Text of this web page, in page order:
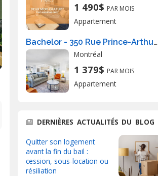
1 490$ PAR MOIS
Appartement
Bachelor - 350 Rue Prince-Arthur Ouest, Montréal
Montréal
1 379$ PAR MOIS
Appartement
DERNIÈRES ACTUALITÉS DU BLOG
Quitter son logement
avant la fin du bail :
cession, sous-location ou
résiliation